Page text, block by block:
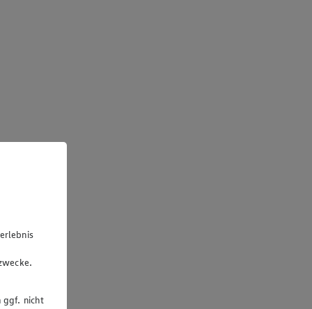
ggf. nicht